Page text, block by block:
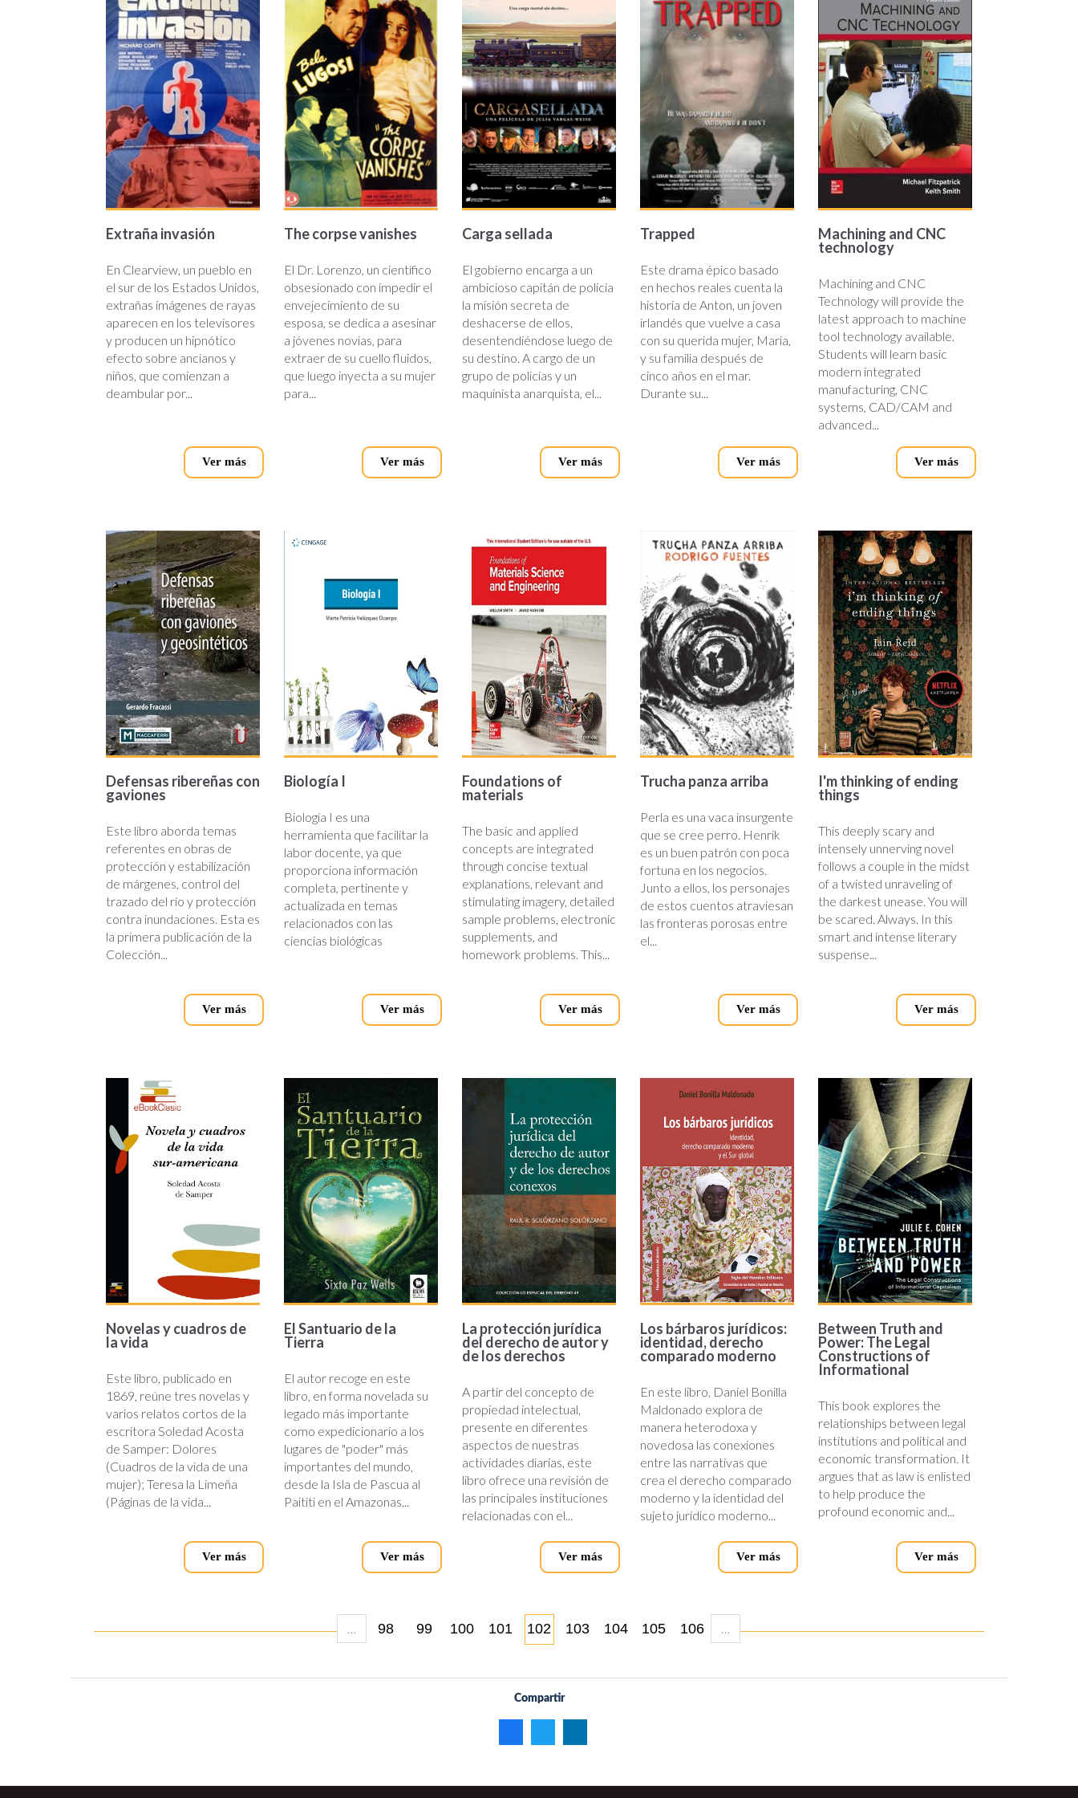
invasion.jpg
Extraña invasión
En Clearview, un pueblo en
el sur de los Estados Unidos,
extrañas imágenes de rayas
aparecen en los televisores
y producen un hipnótico
efecto sobre ancianos y
niños, que comienzan a
deambular por...
Ver más
corpse-
vanishes.jpg
The corpse vanishes
El Dr. Lorenzo, un científico
obsesionado con impedir el
envejecimiento de su
esposa, se dedica a asesinar
a jóvenes novias, para
extraer de su cuello fluidos,
que luego inyecta a su mujer
para...
Ver más
sellada.jpg
Carga sellada
El gobierno encarga a un
ambicioso capitán de policía
la misión secreta de
deshacerse de ellos,
desentendiéndose luego de
su destino. A cargo de un
grupo de policías y un
maquinista anarquista, el...
Ver más
Trapped
Este drama épico basado
en hechos reales cuenta la
historia de Anton, un joven
irlandés que vuelve a casa
con su querida mujer, Maria,
y su familia después de
cinco años en el mar.
Durante su...
Ver más
and-
cnc-
technology.jpg
Machining and CNC
technology
Machining and CNC
Technology will provide the
latest approach to machine
tool technology available.
Students will learn basic
modern integrated
manufacturing, CNC
systems, CAD/CAM and
advanced...
Ver más
defensas-
riberenas.jpg
Defensas ribereñas con
gaviones
Este libro aborda temas
referentes en obras de
protección y estabilización
de márgenes, control del
trazado del río y protección
contra inundaciones. Esta es
la primera publicación de la
Colección...
Ver más
biologia.jpg
Biología I
Biología I es una
herramienta que facilitar la
labor docente, ya que
proporciona información
completa, pertinente y
actualizada en temas
relacionados con las
ciencias biológicas
Ver más
foundations-
materials.jpg
Foundations of
materials
The basic and applied
concepts are integrated
through concise textual
explanations, relevant and
stimulating imagery, detailed
sample problems, electronic
supplements, and
homework problems. This...
Ver más
trucha-
panza-
arriba.jpg
Trucha panza arriba
Perla es una vaca insurgente
que se cree perro. Henrik
es un buen patrón con poca
fortuna en los negocios.
Junto a ellos, los personajes
de estos cuentos atraviesan
las fronteras porosas entre
el...
Ver más
thinking-
ending.jpg
I'm thinking of ending
things
This deeply scary and
intensely unnerving novel
follows a couple in the midst
of a twisted unraveling of
the darkest unease. You will
be scared. Always. In this
smart and intense literary
suspense...
Ver más
novela-
cuadro.jpg
Novelas y cuadros de
la vida
Este libro, publicado en
1869, reúne tres novelas y
varios relatos cortos de la
escritora Soledad Acosta
de Samper: Dolores
(Cuadros de la vida de una
mujer); Teresa la Limeña
(Páginas de la vida...
Ver más
el-
santuario.jpg
El Santuario de la
Tierra
El autor recoge en este
libro, en forma novelada su
legado más importante
como expedicionario a los
lugares de "poder" más
importantes del mundo,
desde la Isla de Pascua al
Paititi en el Amazonas...
Ver más
la-
proteccion-
juridica-
del.jpg
La protección jurídica
del derecho de autor y
de los derechos
A partir del concepto de
propiedad intelectual,
presente en diferentes
aspectos de nuestras
actividades diarias, este
libro ofrece una revisión de
las principales instituciones
relacionadas con el...
Ver más
barbaros-
juridicos-
identidad.jpg
Los bárbaros jurídicos:
identidad, derecho
comparado moderno
En este libro, Daniel Bonilla
Maldonado explora de
manera heterodoxa y
novedosa las conexiones
entre las narrativas que
crea el derecho comparado
moderno y la identidad del
sujeto jurídico moderno...
Ver más
between-
truth-
and-
power.jpg
Between Truth and
Power: The Legal
Constructions of
Informational
This book explores the
relationships between legal
institutions and political and
economic transformation. It
argues that as law is enlisted
to help produce the
profound economic and...
Ver más
98 99 100 101 102 103 104 105 106
Compartir